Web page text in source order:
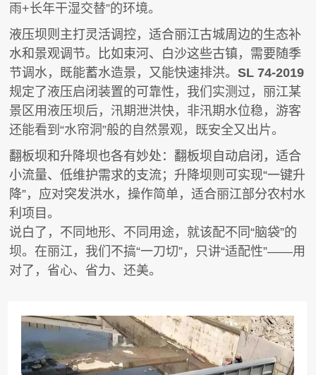
雨+长年干湿交替”的环境。
液压坝则主打灵活调控，适合丽江古城周边的生态补
水和景观调节。比如束河、白沙这些古镇，需要随季
节调水，既能蓄水造景，又能快速排洪。SL 74-2019
规定了液压启闭装置的可靠性，我们实测过，丽江某
景区用液压坝后，汛期泄洪快，非汛期水位稳，游客
还能看到“水帘洞”般的自然景观，既安全又出片。
翻板坝和升降坝也各有妙处：翻板坝自动启闭，适合
小流量、低维护需求的支流；升降坝则可实现“一键升
降”，应对突发洪水，操作简单，适合丽江部分农村水
利项目。
说白了，不同地形、不同用途，就该配不同“脑袋”的
坝。在丽江，我们不搞“一刀切”，只讲“适配性”——用
对了，省心、省力、还美。